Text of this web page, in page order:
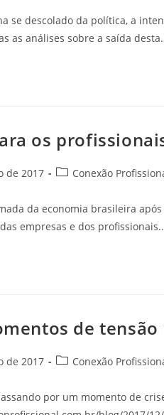
se descolado da política, a
as análises sobre a saída
os
de 2017 Conexão
da economia brasileira
empresas e dos
de tensão
de 2017 Conexão
por um momento de